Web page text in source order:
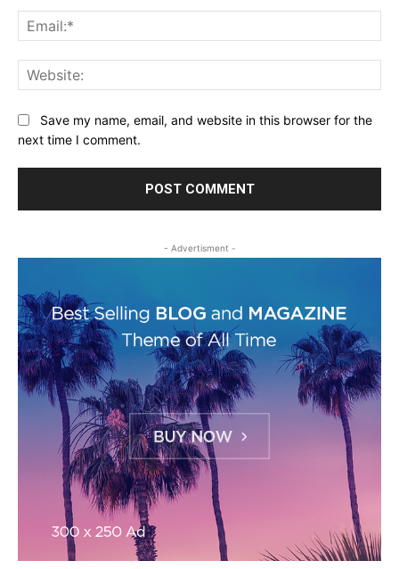
Save my name, email, and website in this browser for the
next time I comment.
- Advertisment -